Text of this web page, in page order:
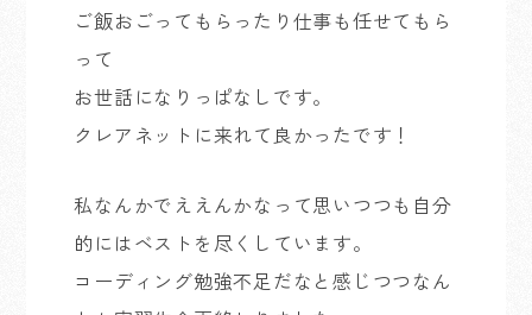
ご飯おごってもらったり仕事も任せてもら
って
お世話になりっぱなしです。
クレアネットに来れて良かったです！
私なんかでええんかなって思いつつも自分
的にはベストを尽くしています。
コーディング勉強不足だなと感じつつなん